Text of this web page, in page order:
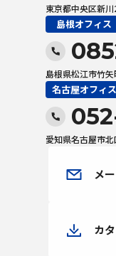
東京都中央区新
島根オフィス
島根県松江市竹
名古屋オフィス
愛知県名古屋市
メ
カ